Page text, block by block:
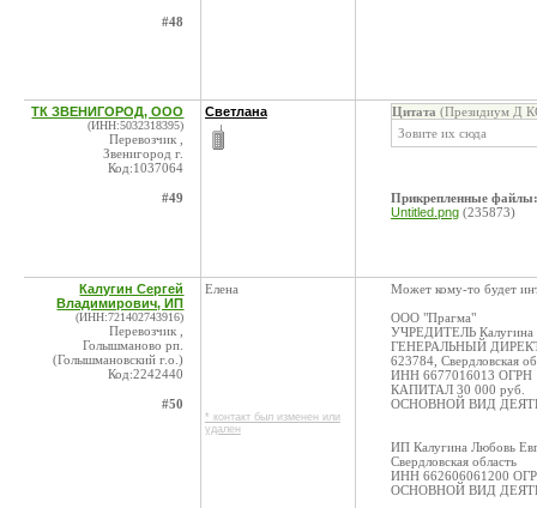
#48
ТК ЗВЕНИГОРОД, ООО
(ИНН:5032318395)
Перевозчик ,
Звенигород г.
Код:1037064
#49
Светлана Цитата (Президиум Д
Зовите их сюда
Прикрепленные файлы:
Untitled.png (235873)
Калугин Сергей
Владимирович, ИП
(ИНН:721402743916)
Перевозчик ,
Голышманово рп.
(Голышмановский г.о.)
Код:2242440
#50
Елена
* контакт был изменен или
удален
Может кому-то будет
ООО "Прагма"
УЧРЕДИТЕЛЬ Калугина
ГЕНЕРАЛЬНЫЙ
623784, Свердловская
ИНН 6677016013 ОГРН
КАПИТАЛ 30 000 руб.
ОСНОВНОЙ ВИД
ИП Калугина Любовь
Свердловская область
ИНН 662606061200
ОСНОВНОЙ ВИД